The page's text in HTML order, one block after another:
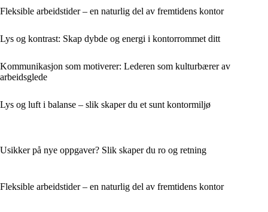
Fleksible arbeidstider – en naturlig del av fremtidens kontor
Lys og kontrast: Skap dybde og energi i kontorrommet ditt
Kommunikasjon som motiverer: Lederen som kulturbærer av
arbeidsglede
Lys og luft i balanse – slik skaper du et sunt kontormiljø
Usikker på nye oppgaver? Slik skaper du ro og retning
Fleksible arbeidstider – en naturlig del av fremtidens kontor